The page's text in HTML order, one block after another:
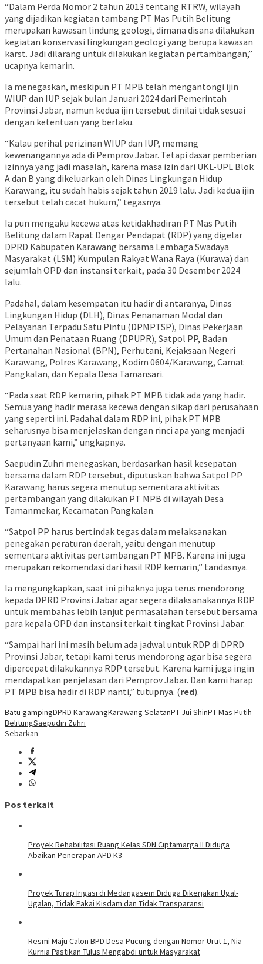
“Dalam Perda Nomor 2 tahun 2013 tentang RTRW, wilayah
yang dijadikan kegiatan tambang PT Mas Putih Belitung
merupakan kawasan lindung geologi, dimana disana dilakukan
kegiatan konservasi lingkungan geologi yang berupa kawasan
karst. Jadi dilarang untuk dilakukan kegiatan pertambangan,”
ucapnya kemarin.
Ia menegaskan, meskipun PT MPB telah mengantongi ijin
WIUP dan IUP sejak bulan Januari 2024 dari Pemerintah
Provinsi Jabar, namun kedua ijin tersebut dinilai tidak sesuai
dengan ketentuan yang berlaku.
“Kalau perihal perizinan WIUP dan IUP, memang
kewenangannya ada di Pemprov Jabar. Tetapi dasar pemberian
izinnya yang jadi masalah, karena masa izin dari UKL-UPL Blok
A dan B yang dikeluarkan oleh Dinas Lingkungan Hidup
Karawang, itu sudah habis sejak tahun 2019 lalu. Jadi kedua ijin
tersebut telah cacat hukum,” tegasnya.
Ia pun mengaku kecewa atas ketidakhadiran PT Mas Putih
Belitung dalam Rapat Dengar Pendapat (RDP) yang digelar
DPRD Kabupaten Karawang bersama Lembaga Swadaya
Masyarakat (LSM) Kumpulan Rakyat Wana Raya (Kurawa) dan
sejumlah OPD dan instansi terkait, pada 30 Desember 2024
lalu.
Padahal, dalam kesempatan itu hadir di antaranya, Dinas
Lingkungan Hidup (DLH), Dinas Penanaman Modal dan
Pelayanan Terpadu Satu Pintu (DPMPTSP), Dinas Pekerjaan
Umum dan Penataan Ruang (DPUPR), Satpol PP, Badan
Pertanahan Nasional (BPN), Perhutani, Kejaksaan Negeri
Karawang, Polres Karawang, Kodim 0604/Karawang, Camat
Pangkalan, dan Kepala Desa Tamansari.
“Pada saat RDP kemarin, pihak PT MPB tidak ada yang hadir.
Semua yang hadir merasa kecewa dengan sikap dari perusahaan
yang seperti ini. Padahal dalam RDP ini, pihak PT MPB
seharusnya bisa menjelaskan dengan rinci apa yang menjadi
pertanyaan kami,” ungkapnya.
Saepudin Zuhri menegaskan, berdasarkan hasil kesepatan
bersama dalam RDP tersebut, diputuskan bahwa Satpol PP
Karawang harus segera menutup sementara aktivitas
pertambangan yang dilakukan PT MPB di wilayah Desa
Tamanmekar, Kecamatan Pangkalan.
“Satpol PP harus bertindak tegas dalam melaksanakan
penegakan peraturan daerah, yaitu dengan menutup
sementara aktivitas pertambangan PT MPB. Karena ini juga
merupakan rekomendasi dari hasil RDP kemarin,” tandasnya.
Ia mengungkapkan, saat ini pihaknya juga terus mendorong
kepada DPRD Provinsi Jabar agar segera dilaksanakannya RDP
untuk membahas lebih lanjut permasalahan tersebut bersama
para kepala OPD dan instansi terkait tingkat Provinsi Jabar.
“Sampai hari ini masih belum ada jadwal untuk RDP di DPRD
Provinsi Jabar, tetapi kami terus mendorong agar bisa segera
dipercepat dilakukannya RDP tersebut. Karena kami juga ingin
mendapatkan penjelasan dari Pemprov Jabar. Dan kami harap
PT MPB bisa hadir di RDP nanti,” tutupnya. (red).
Batu gampingDPRD KarawangKarawang SelatanPT Jui ShinPT Mas Putih
BelitungSaepudin Zuhri
Sebarkan
Pos terkait
Proyek Rehabilitasi Ruang Kelas SDN Ciptamarga II Diduga
Abaikan Penerapan APD K3
Proyek Turap Irigasi di Medangasem Diduga Dikerjakan Ugal-
Ugalan, Tidak Pakai Kisdam dan Tidak Transparansi
Resmi Maju Calon BPD Desa Pucung dengan Nomor Urut 1, Nia
Kurnia Pastikan Tulus Mengabdi untuk Masyarakat